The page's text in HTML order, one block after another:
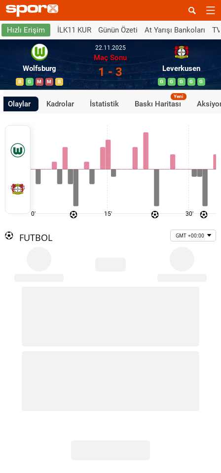
Hızlı Erişim İLK11 KUR Günün Özeti At Yarışı Bankoları
Wolfsburg
B G M M B
22.11.2025
Maç Sonu
1 - 3 Leverkusen
G G G G G
Olaylar Kadrolar İstatistik Baskı Haritası
Yeni
0' 15' 30'
FUTBOL GMT +00:00